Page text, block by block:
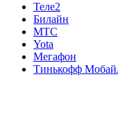
Теле2
Билайн
МТС
Yota
Мегафон
Тинькофф